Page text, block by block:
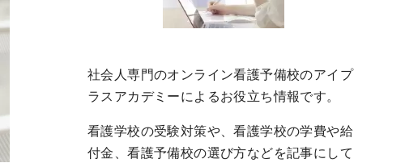
社会人専門のオンライン看護予備校のアイプ
ラスアカデミーによるお役立ち情報です。
看護学校の受験対策や、看護学校の学費や給
付金、看護予備校の選び方などを記事にして